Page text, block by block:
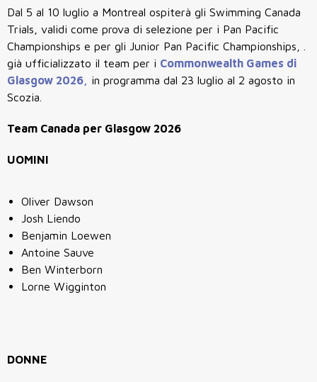
Dal 5 al 10 luglio a Montreal ospiterà gli Swimming Canada
Trials, validi come prova di selezione per i Pan Pacific
Championships e per gli Junior Pan Pacific Championships, .
già ufficializzato il team per i Commonwealth Games di
Glasgow 2026,
in programma dal 23 luglio al 2 agosto in
Scozia.
Team Canada per Glasgow 2026
UOMINI
Oliver Dawson
Josh Liendo
Benjamin Loewen
Antoine Sauve
Ben Winterborn
Lorne Wigginton
DONNE